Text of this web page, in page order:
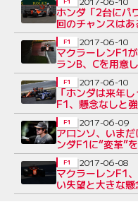
ホンダ「2台にパ
回のチャンスは
マクラーレンF1
ランB、Cを用意
F1 2017-06-10
「ホンダは来年
F1、懸念なしと
置く構え
F1 2017-06-10
アロンソ、いま
ンダF1に“変革”
F1 2017-06-09
マクラーレンF1
い失望と大きな懸
F1 2017-06-08